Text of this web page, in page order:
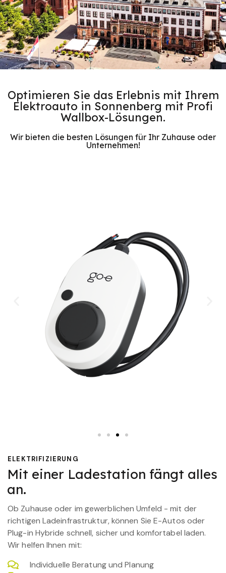
Optimieren Sie das Erlebnis mit Ihrem
Elektroauto in Sonnenberg mit Profi
Wallbox-Lösungen.
Wir bieten die besten Lösungen für Ihr Zuhause oder
Unternehmen!
ELEKTRIFIZIERUNG
Mit einer Ladestation fängt alles
an.
Ob Zuhause oder im gewerblichen Umfeld - mit der
richtigen Ladeinfrastruktur, können Sie E-Autos oder
Plug-in Hybride schnell, sicher und komfortabel laden.
Wir helfen Ihnen mit:
Individuelle Beratung und Planung